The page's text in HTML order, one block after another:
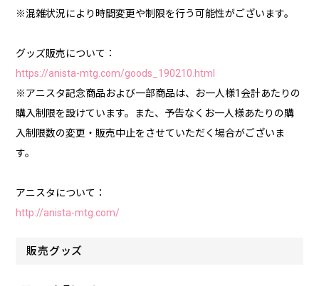
※混雑状況により時間変更や制限を行う可能性がございます。
グッズ販売について：
https://anista-mtg.com/goods_190210.html
※アニスタ記念商品および一部商品は、お一人様1会計あたりの
購入制限を設けています。また、予告なくお一人様あたりの購
入制限数の変更・販売中止をさせていただく場合がございま
す。
アニスタについて：
http://anista-mtg.com/
販売グッズ